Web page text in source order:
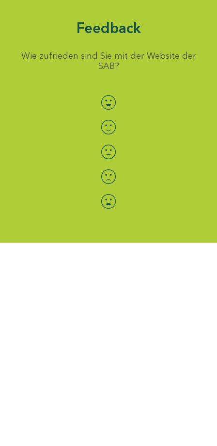
Feedback
Wie zufrieden sind Sie mit der Website der
SAB?
Bewertung auswählen